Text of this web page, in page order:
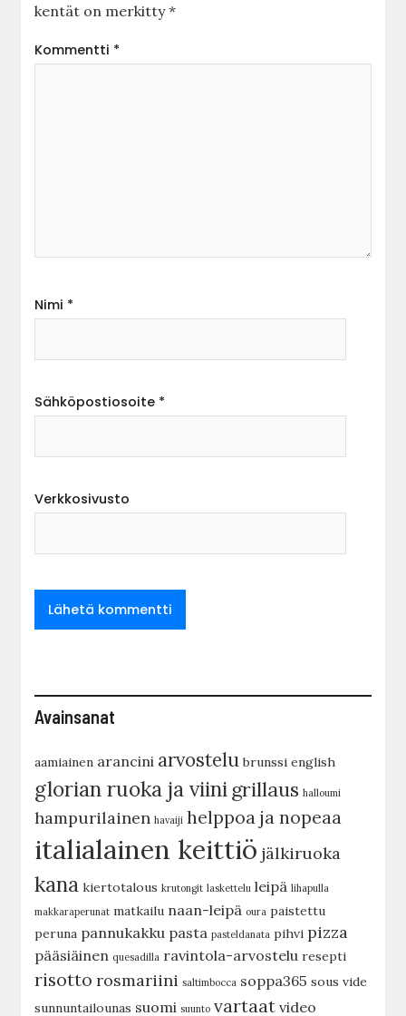
kentät on merkitty*
Kommentti *
Nimi *
Sähköpostiosoite *
Verkkosivusto
Avainsanat
aamiainen arancini arvostelu brunssi english
glorian ruoka ja viinigrillaus halloumi
hampurilainen havaiji helppoa ja nopeaa
italialainen keittiö jälkiruoka
kana kiertotalous krutongit laskettelu leipä lihapulla
makkaraperunat matkailu naan-leipä oura paistettu
peruna pannukakku pasta pasteldanata pihvi pizza
pääsiäinen quesadilla ravintola-arvostelu resepti
risotto rosmariini saltimbocca soppa365 sous vide
sunnuntailounas suomi suunto vartaat video